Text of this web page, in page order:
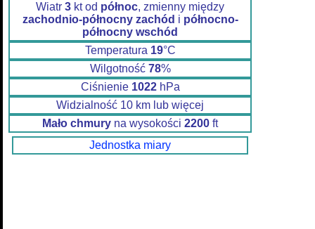
Wiatr 3 kt od północ, zmienny między
zachodnio-północny zachód i północno-
północny wschód
Temperatura 19°C
Wilgotność 78%
Ciśnienie 1022hPa
Widzialność 10 km lub więcej
Mało chmury na wysokości 2200 ft
Jednostka miary